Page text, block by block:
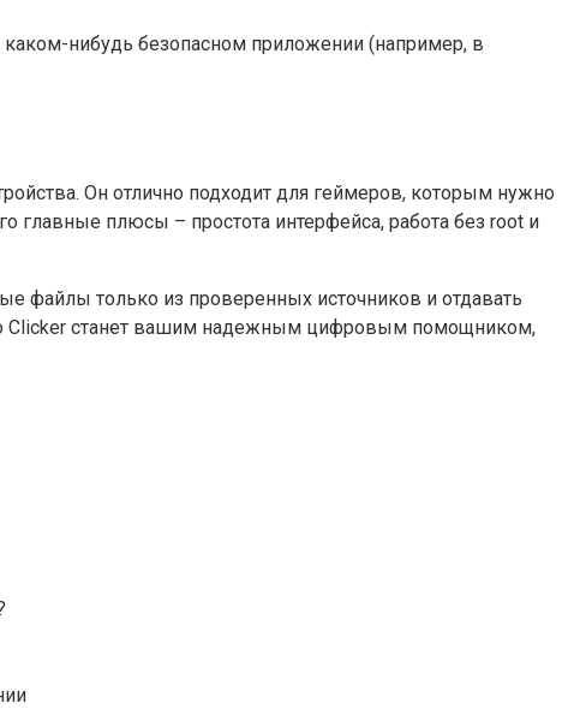
каком-нибудь безопасном приложении (например, в
Он отлично подходит для геймеров, которым нужно
главные плюсы – простота интерфейса, работа без root и
файлы только из проверенных источников и отдавать
Clicker станет вашим надежным цифровым помощником,